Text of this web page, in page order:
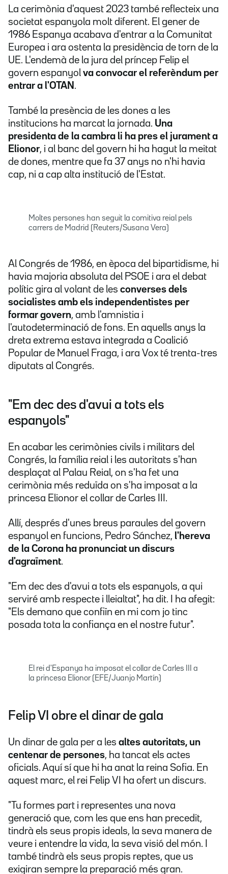
La cerimònia d'aquest 2023 també reflecteix una
societat espanyola molt diferent. El gener de
1986 Espanya acabava d'entrar a la Comunitat
Europea i ara ostenta la presidència de torn de la
UE. L'endemà de la jura del príncep Felip el
govern espanyol va convocar el referèndum per
entrar a l'OTAN .
També la presència de les dones a les
institucions ha marcat la jornada. Una
presidenta de la cambra li ha pres el jurament a
Elionor, i al banc del govern hi ha hagut la meitat
de dones, mentre que fa 37 anys no n'hi havia
cap, ni a cap alta institució de l'Estat.
Moltes persones han seguit la comitiva reial pels
carrers de Madrid (Reuters/Susana Vera)
Al Congrés de 1986, en època del bipartidisme, hi
havia majoria absoluta del PSOE i ara el debat
polític gira al volant de les converses dels
socialistes amb els independentistes per
formar govern, amb l'amnistia i
l'autodeterminació de fons. En aquells anys la
dreta extrema estava integrada a Coalició
Popular de Manuel Fraga, i ara Vox té trenta-tres
diputats al Congrés.
"Em dec des d'avui a tots els
espanyols"
En acabar les cerimònies civils i militars del
Congrés, la família reial i les autoritats s'han
desplaçat al Palau Reial, on s'ha fet una
cerimònia més reduïda on s'ha imposat a la
princesa Elionor el collar de Carles III.
Allí, després d'unes breus paraules del govern
espanyol en funcions, Pedro Sánchez, l'hereva
de la Corona ha pronunciat un discurs
d'agraïment.
"Em dec des d'avui a tots els espanyols, a qui
serviré amb respecte i lleialtat", ha dit. I ha afegit:
"Els demano que confiïn en mi com jo tinc
posada tota la confiança en el nostre futur".
El rei d'Espanya ha imposat el collar de Carles III a
la princesa Elionor (EFE/Juanjo Martín)
Felip VI obre el dinar de gala
Un dinar de gala per a les altes autoritats, un
centenar de persones, ha tancat els actes
oficials. Aquí sí que hi ha anat la reina Sofia. En
aquest marc, el rei Felip VI ha ofert un discurs.
"Tu formes part i representes una nova
generació que, com les que ens han precedit,
tindrà els seus propis ideals, la seva manera de
veure i entendre la vida, la seva visió del món. I
també tindrà els seus propis reptes, que us
exigiran sempre la preparació més gran.